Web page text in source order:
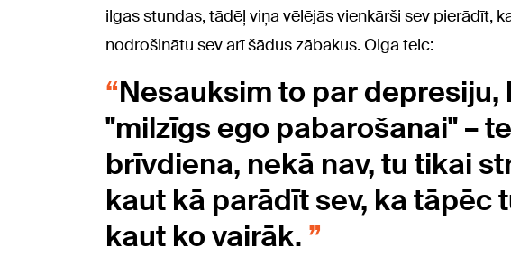
ilgas stundas, tādēļ viņa vēlējās vienkārši sev pierādīt,
nodrošinātu sev arī šādus zābakus. Olga teic:
Nesauksim to par depresiju,
"milzīgs ego pabarošanai" –
brīvdiena, nekā nav, tu tikai
kaut kā parādīt sev, ka tāpēc
kaut ko vairāk.